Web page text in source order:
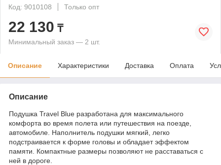
Код: 9010108
Только опт
22 130 ₸
Минимальный заказ — 2 шт.
Описание Характеристики Доставка Оплата
Описание
Подушка Travel Blue разработана для максимального
комфорта во время полета или путешествия на поезде,
автомобиле. Наполнитель подушки мягкий, легко
подстраивается к форме головы и обладает эффектом
памяти. Компактные размеры позволяют не расставаться с
ней в дороге.